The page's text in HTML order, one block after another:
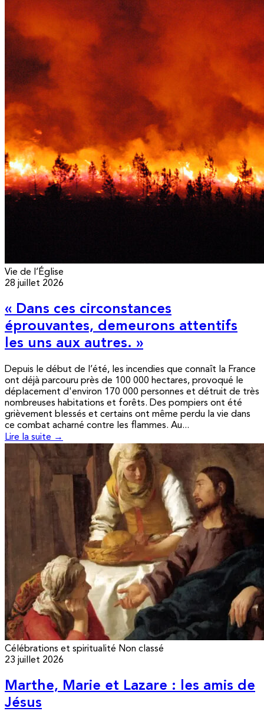
Vie de l’Église
28 juillet 2026
« Dans ces circonstances
éprouvantes, demeurons attentifs
les uns aux autres. »
Depuis le début de l’été, les incendies que connaît la France
ont déjà parcouru près de 100 000 hectares, provoqué le
déplacement d'environ 170 000 personnes et détruit de très
nombreuses habitations et forêts. Des pompiers ont été
grièvement blessés et certains ont même perdu la vie dans
ce combat acharné contre les flammes. Au...
Lire la suite →
Célébrations et spiritualité Non classé
23 juillet 2026
Marthe, Marie et Lazare : les amis de
Jésus